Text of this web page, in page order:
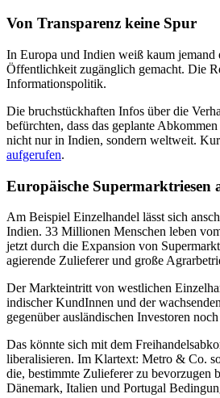
Von Transparenz keine Spur
In Europa und Indien weiß kaum jemand
Öffentlichkeit zugänglich gemacht. Die
Informationspolitik.
Die bruchstückhaften Infos über die
befürchten, dass das geplante
nicht nur in Indien, sondern weltweit.
aufgerufen.
Europäische Supermarktriesen
Am Beispiel Einzelhandel lässt sich
Indien. 33 Millionen Menschen leben
jetzt durch die Expansion von
agierende Zulieferer und große
Der Markteintritt von westlichen
indischer KundInnen und der
gegenüber ausländischen Investoren
Das könnte sich mit dem
liberalisieren. Im Klartext: Metro & Co.
die, bestimmte Zulieferer zu bevorzugen
Dänemark, Italien und Portugal